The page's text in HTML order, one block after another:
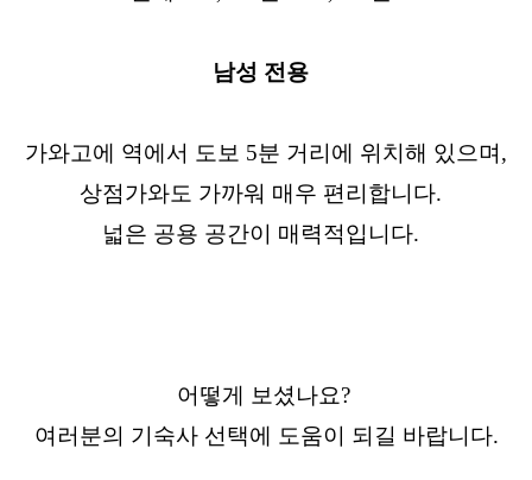
남성 전용
가와고에 역에서 도보 5분 거리에 위치해 있으며,
상점가와도 가까워 매우 편리합니다.
넓은 공용 공간이 매력적입니다.
어떻게 보셨나요?
여러분의 기숙사 선택에 도움이 되길 바랍니다.